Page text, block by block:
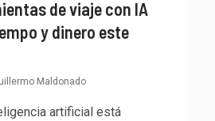
de viaje con IA
y dinero este
Maldonado
artificial está